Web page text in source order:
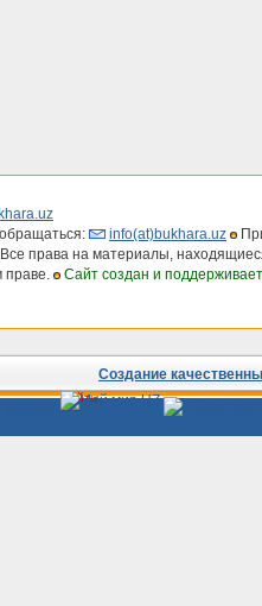
info(at)bukhara.uz
права на материалы,
праве.
Сайт создан и
Создание
Сайты
Узбекистана